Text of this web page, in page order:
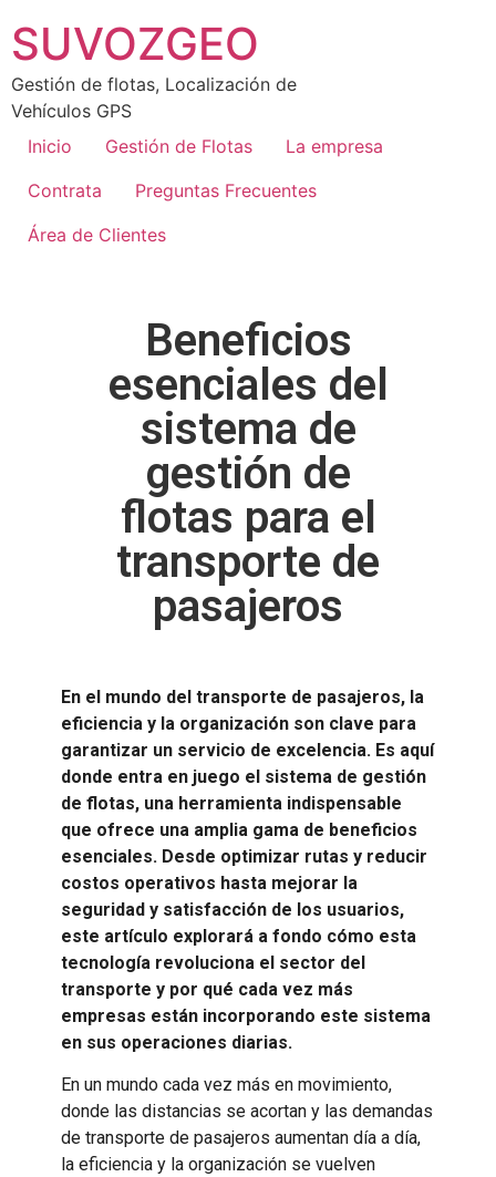
SUVOZGEO
Gestión de flotas, Localización de
Vehículos GPS
Inicio
Gestión de Flotas
La empresa
Contrata
Preguntas Frecuentes
Área de Clientes
Beneficios
esenciales del
sistema de
gestión de
flotas para el
transporte de
pasajeros
En el mundo del transporte de pasajeros, la
eficiencia y la organización son clave para
garantizar un servicio de excelencia. Es aquí
donde entra en juego el sistema de gestión
de flotas, una herramienta indispensable
que ofrece una amplia gama de beneficios
esenciales. Desde optimizar rutas y reducir
costos operativos hasta mejorar la
seguridad y satisfacción de los usuarios,
este artículo explorará a fondo cómo esta
tecnología revoluciona el sector del
transporte y por qué cada vez más
empresas están incorporando este sistema
en sus operaciones diarias.
En un mundo cada vez más en movimiento,
donde las distancias se acortan y las demandas
de transporte de pasajeros aumentan día a día,
la eficiencia y la organización se vuelven